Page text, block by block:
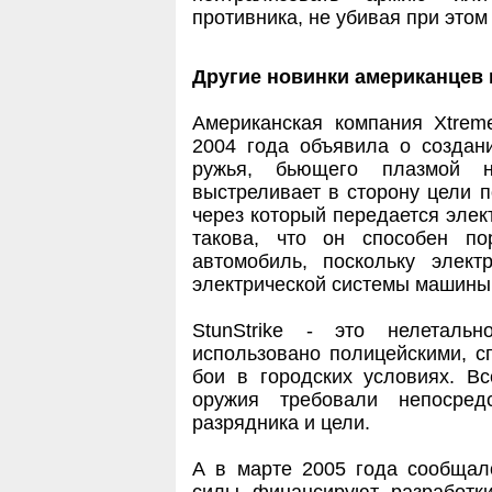
противника, не убивая при
Другие новинки
Американская компания
2004 года объявила о
ружья, бьющего плазмой
выстреливает в сторону цели
через который передается
такова, что он способен
автомобиль, поскольку
электрической системы
StunStrike - это
использовано полицейскими,
бои в городских условиях.
оружия требовали
разрядника и цели.
А в марте 2005 года